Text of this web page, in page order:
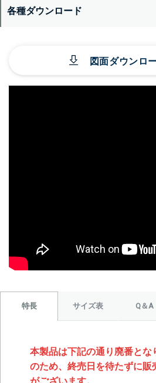
各種ダウンロード
図面ダウンロ
特長 サイズ表 Q＆A
本製品は下記の通り廃番とな
のため、終売日を待たずに販
がございます。